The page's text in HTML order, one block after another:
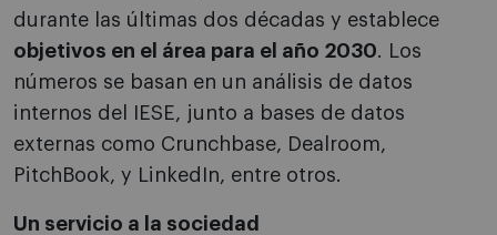
durante las últimas dos décadas y establece
objetivos en el área para el año 2030 . Los
números se basan en un análisis de datos
internos del IESE, junto a bases de datos
externas como Crunchbase, Dealroom,
PitchBook, y LinkedIn, entre otros.
Un servicio a la sociedad